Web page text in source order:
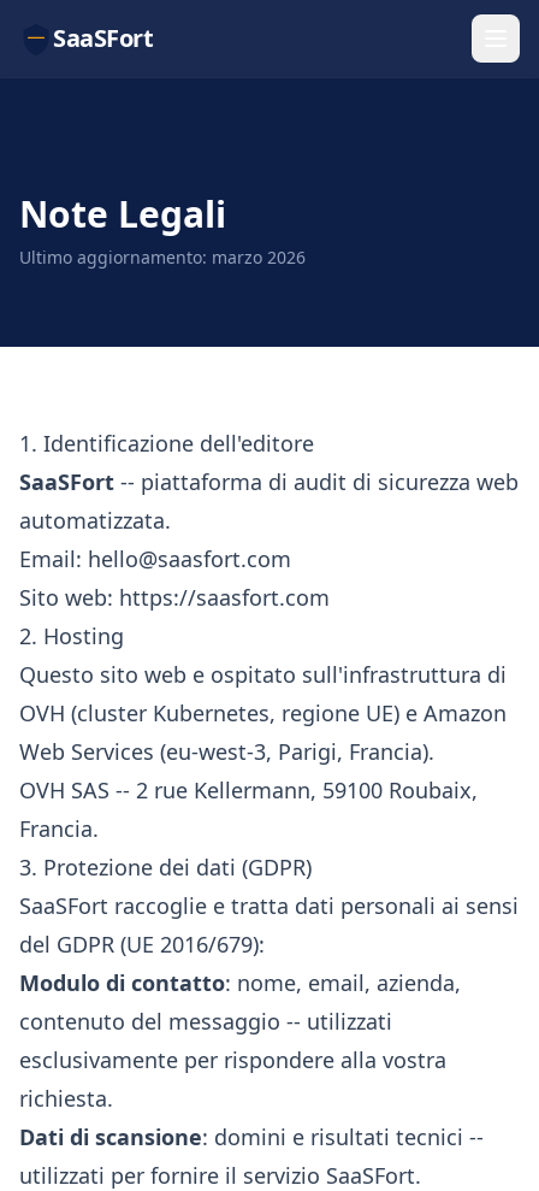
SaaSFort
Note Legali
Ultimo aggiornamento: marzo 2026
1. Identificazione dell'editore
SaaSFort -- piattaforma di audit di sicurezza web
automatizzata.
Email: hello@saasfort.com
Sito web: https://saasfort.com
2. Hosting
Questo sito web e ospitato sull'infrastruttura di
OVH (cluster Kubernetes, regione UE) e Amazon
Web Services (eu-west-3, Parigi, Francia).
OVH SAS -- 2 rue Kellermann, 59100 Roubaix,
Francia.
3. Protezione dei dati (GDPR)
SaaSFort raccoglie e tratta dati personali ai sensi
del GDPR (UE 2016/679):
Modulo di contatto: nome, email, azienda,
contenuto del messaggio -- utilizzati
esclusivamente per rispondere alla vostra
richiesta.
Dati di scansione: domini e risultati tecnici --
utilizzati per fornire il servizio SaaSFort.